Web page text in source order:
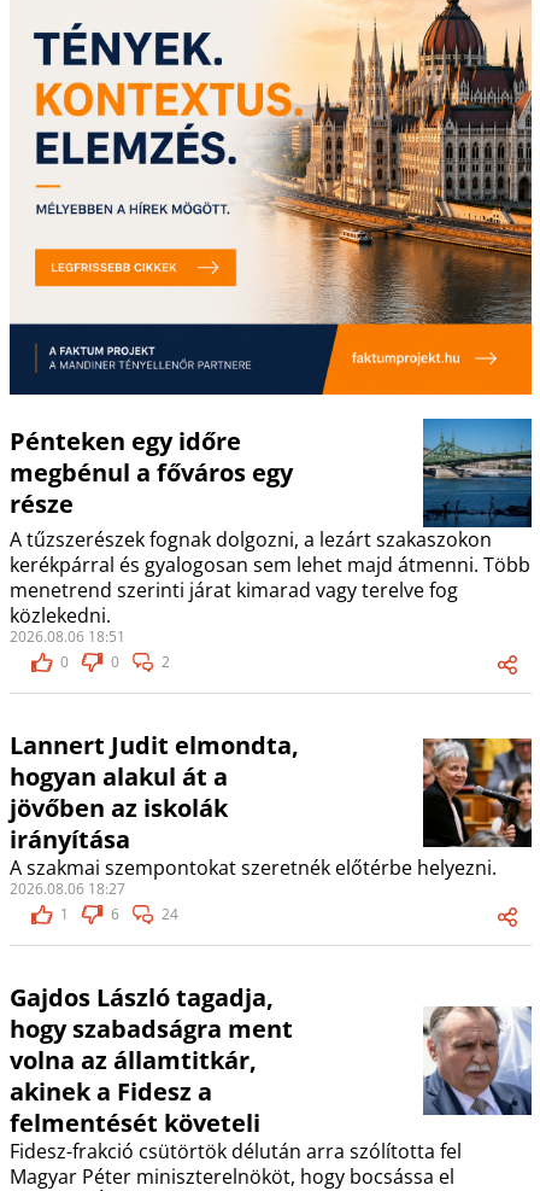
Pénteken egy időre
megbénul a főváros egy
része
A tűzszerészek fognak dolgozni, a lezárt szakaszokon
kerékpárral és gyalogosan sem lehet majd átmenni. Több
menetrend szerinti járat kimarad vagy terelve fog
közlekedni.
2026.08.06 18:51
0
0 2
Lannert Judit elmondta,
hogyan alakul át a
jövőben az iskolák
irányítása
A szakmai szempontokat szeretnék előtérbe helyezni.
2026.08.06 18:27
1
6 24
Gajdos László tagadja,
hogy szabadságra ment
volna az államtitkár,
akinek a Fidesz a
felmentését követeli
Fidesz-frakció csütörtök délután arra szólította fel
Magyar Péter miniszterelnököt, hogy bocsássa el